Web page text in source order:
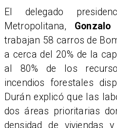
El delegado
Metropolitana, Gonzalo
trabajan 58 carros de
a cerca del 20% de la
al 80% de los
incendios forestales
Durán explicó que las
dos áreas prioritarias
densidad de viviendas